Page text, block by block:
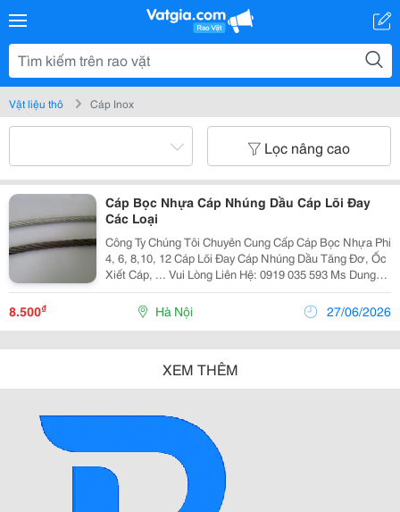
Vật liệu thô Cáp Inox
Lọc nâng cao
Cáp Bọc Nhựa Cáp Nhúng Dầu Cáp Lõi Đay
Các Loại
Công Ty Chúng Tôi Chuyên Cung Cấp Cáp Bọc Nhựa Phi
4, 6, 8,10, 12 Cáp Lõi Đay Cáp Nhúng Dầu Tăng Đơ, Ốc
Xiết Cáp, ... Vui Lòng Liên Hệ: 0919 035 593 Ms Dung
Email: Nguyentiepdung2109@Gmail.com
8.500₫ Hà Nội 27/06/2026
XEM THÊM